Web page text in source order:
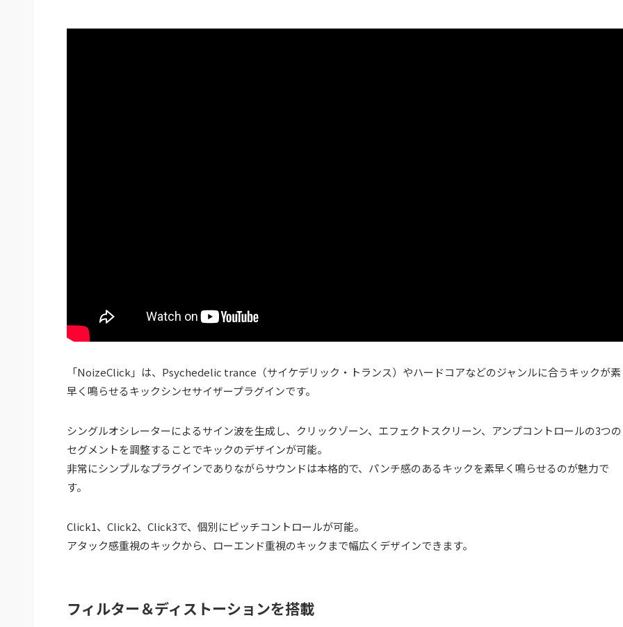
「NoizeClick」は、Psychedelic trance（サイケデリック・トランス）やハードコアなどのジャンルに合うキックが素
早く鳴らせるキックシンセサイザープラグインです。
シングルオシレーターによるサイン波を生成し、クリックゾーン、エフェクトスクリーン、アンプコントロールの3つの
セグメントを調整することでキックのデザインが可能。
非常にシンプルなプラグインでありながらサウンドは本格的で、パンチ感のあるキックを素早く鳴らせるのが魅力で
す。
Click1、Click2、Click3で、個別にピッチコントロールが可能。
アタック感重視のキックから、ローエンド重視のキックまで幅広くデザインできます。
フィルター＆ディストーションを搭載